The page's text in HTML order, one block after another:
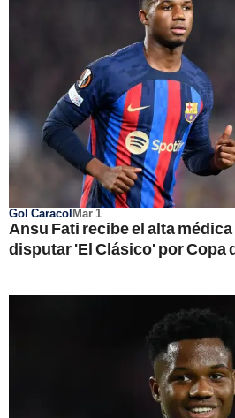
Gol CaracolMar 1
Ansu Fati recibe el alta
disputar 'El Clásico' por Copa